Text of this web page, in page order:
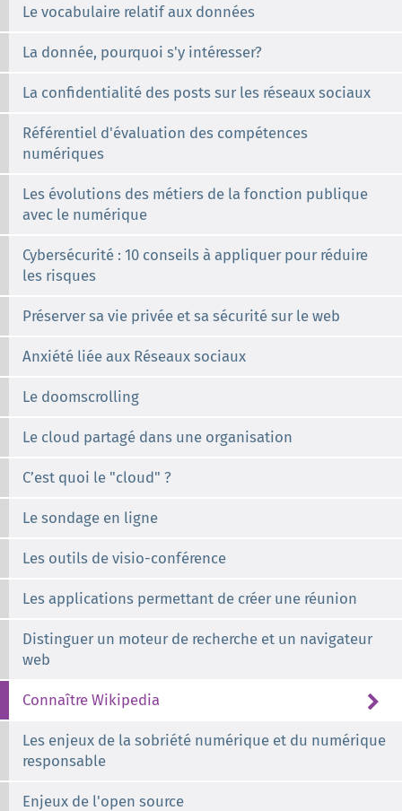
Le vocabulaire relatif aux données
La donnée, pourquoi s'y intéresser?
La confidentialité des posts sur les réseaux sociaux
Référentiel d'évaluation des compétences
numériques
Les évolutions des métiers de la fonction publique
avec le numérique
Cybersécurité : 10 conseils à appliquer pour réduire
les risques
Préserver sa vie privée et sa sécurité sur le web
Anxiété liée aux Réseaux sociaux
Le doomscrolling
Le cloud partagé dans une organisation
C’est quoi le "cloud" ?
Le sondage en ligne
Les outils de visio-conférence
Les applications permettant de créer une réunion
Distinguer un moteur de recherche et un navigateur
web
Connaître Wikipedia
Les enjeux de la sobriété numérique et du numérique
responsable
Enjeux de l'open source